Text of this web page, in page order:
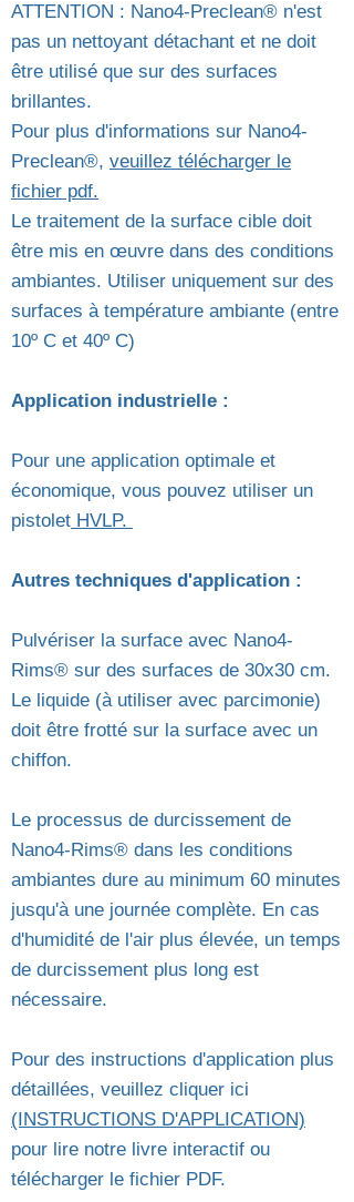
ATTENTION : Nano4-Preclean® n'est
pas un nettoyant détachant et ne doit
être utilisé que sur des surfaces
brillantes.
Pour plus d'informations sur Nano4-
Preclean®, veuillez télécharger le
fichier pdf.
Le traitement de la surface cible doit
être mis en œuvre dans des conditions
ambiantes. Utiliser uniquement sur des
surfaces à température ambiante (entre
10º C et 40º C)
Application industrielle :
Pour une application optimale et
économique, vous pouvez utiliser un
pistolet HVLP.
Autres techniques d'application :
Pulvériser la surface avec Nano4-
Rims® sur des surfaces de 30x30 cm.
Le liquide (à utiliser avec parcimonie)
doit être frotté sur la surface avec un
chiffon.
Le processus de durcissement de
Nano4-Rims® dans les conditions
ambiantes dure au minimum 60 minutes
jusqu'à une journée complète. En cas
d'humidité de l'air plus élevée, un temps
de durcissement plus long est
nécessaire.
Pour des instructions d'application plus
détaillées, veuillez cliquer ici
(INSTRUCTIONS D'APPLICATION)
pour lire notre livre interactif ou
télécharger le fichier PDF.